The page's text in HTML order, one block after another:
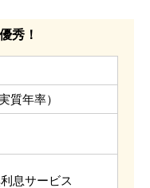
秀！
質年率）
息サービス